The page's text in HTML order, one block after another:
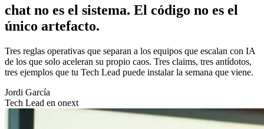
chat no es el sistema. El código no es el
único artefacto.
Tres reglas operativas que separan a los equipos que escalan con IA
de los que solo aceleran su propio caos. Tres claims, tres antídotos,
tres ejemplos que tu Tech Lead puede instalar la semana que viene.
Jordi García
Tech Lead en onext